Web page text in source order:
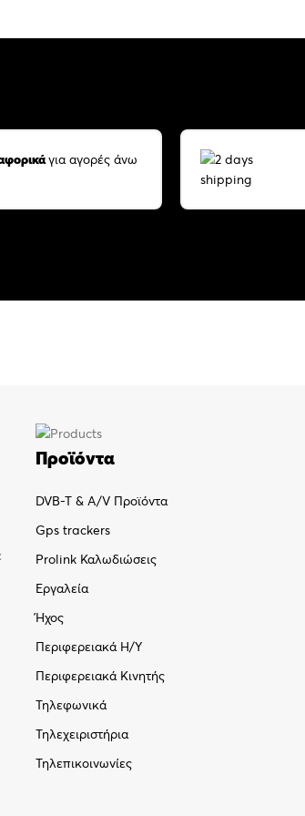
για αγορές άνω
Προϊόντα
DVB-T & A/V Προϊόντα
Gps trackers
Prolink Καλωδιώσεις
Εργαλεία
Ήχος
Περιφερειακά Η/Υ
Περιφερειακά Κινητής
Τηλεφωνικά
Τηλεχειριστήρια
Τηλεπικοινωνίες